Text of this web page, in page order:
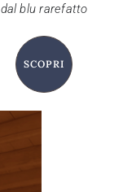
dal blu rarefatto
SCOPRI